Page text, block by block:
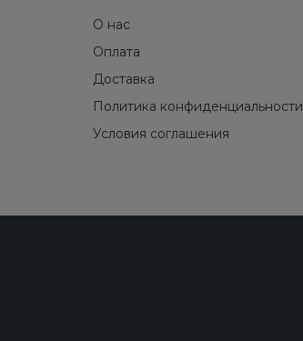
О нас
Оплата
Доставка
Политика конфиденциальности
Условия соглашения